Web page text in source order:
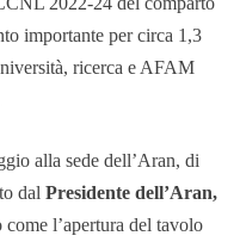
importante per circa 1,3
ricerca e AFAM
alla sede dell’Aran, di
dal Presidente dell’Aran,
l’apertura del tavolo